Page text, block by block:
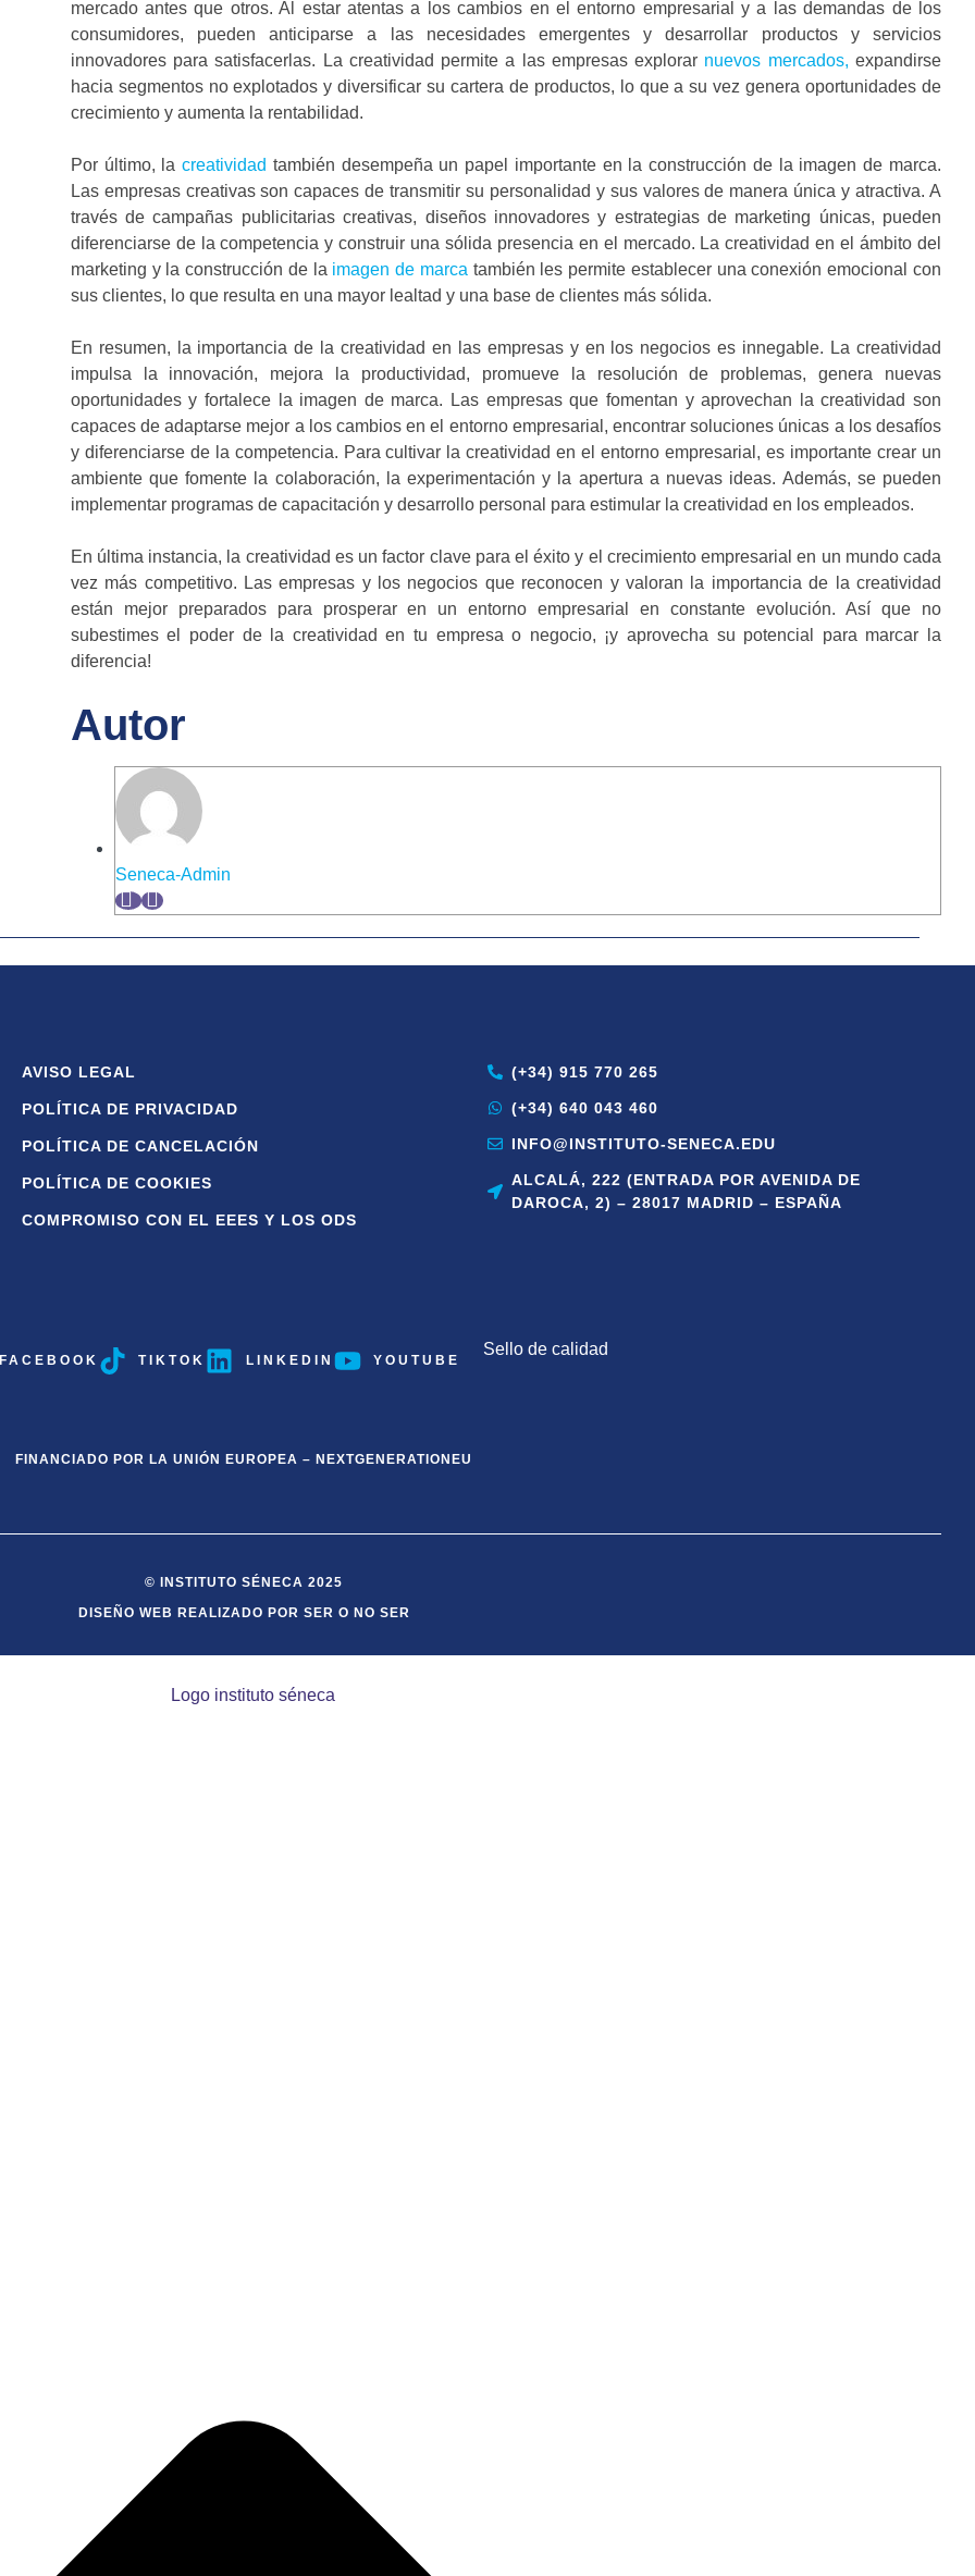
mercado antes que otros. Al estar atentas a los cambios en el entorno empresarial y a las demandas de los
consumidores, pueden anticiparse a las necesidades emergentes y desarrollar productos y servicios
innovadores para satisfacerlas. La creatividad permite a las empresas explorar nuevos mercados, expandirse
hacia segmentos no explotados y diversificar su cartera de productos, lo que a su vez genera oportunidades de
crecimiento y aumenta la rentabilidad.
Por último, lacreatividad también desempeña un papel importante en la construcción de la imagen de marca.
Las empresas creativas son capaces de transmitir su personalidad y sus valores de manera única y atractiva. A
través de campañas publicitarias creativas, diseños innovadores y estrategias de marketing únicas, pueden
diferenciarse de la competencia y construir una sólida presencia en el mercado. La creatividad en el ámbito del
marketing y la construcción de la imagen de marca también les permite establecer una conexión emocional con
sus clientes, lo que resulta en una mayor lealtad y una base de clientes más sólida.
En resumen, la importancia de la creatividad en las empresas y en los negocios es innegable. La creatividad
impulsa la innovación, mejora la productividad, promueve la resolución de problemas, genera nuevas
oportunidades y fortalece la imagen de marca. Las empresas que fomentan y aprovechan la creatividad son
capaces de adaptarse mejor a los cambios en el entorno empresarial, encontrar soluciones únicas a los desafíos
y diferenciarse de la competencia. Para cultivar la creatividad en el entorno empresarial, es importante crear un
ambiente que fomente la colaboración, la experimentación y la apertura a nuevas ideas. Además, se pueden
implementar programas de capacitación y desarrollo personal para estimular la creatividad en los empleados.
En última instancia, la creatividad es un factor clave para el éxito y el crecimiento empresarial en un mundo cada
vez más competitivo. Las empresas y los negocios que reconocen y valoran la importancia de la creatividad
están mejor preparados para prosperar en un entorno empresarial en constante evolución. Así que no
subestimes el poder de la creatividad en tu empresa o negocio, ¡y aprovecha su potencial para marcar la
diferencia!
Autor
Seneca-Admin
AVISO LEGAL
POLÍTICA DE PRIVACIDAD
POLÍTICA DE CANCELACIÓN
POLÍTICA DE COOKIES
COMPROMISO CON EL EEES Y LOS ODS
(+34) 915 770 265
(+34) 640 043 460
INFO@INSTITUTO-SENECA.EDU
ALCALÁ, 222 (ENTRADA POR AVENIDA DE
DAROCA, 2) – 28017 MADRID – ESPAÑA
FACEBOOK TIKTOK LINKEDIN
YOUTUBE
Sello de calidad
FINANCIADO POR LA UNIÓN EUROPEA – NEXTGENERATIONEU
© INSTITUTO SÉNECA 2025
DISEÑO WEB REALIZADO POR SER O NO SER